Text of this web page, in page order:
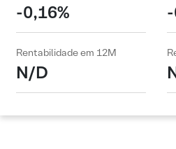
-0,16%
Rentabilidade em 12M
N/D